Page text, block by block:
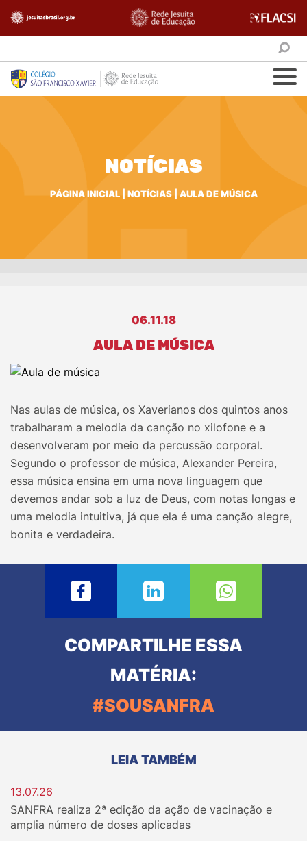
NOTÍCIAS
PÁGINA INICIAL| NOTÍCIAS| AULA DE MÚSICA
06.11.18
AULA DE MÚSICA
Nas aulas de música, os Xaverianos dos quintos anos
trabalharam a melodia da canção no xilofone e a
desenvolveram por meio da percussão corporal.
Segundo o professor de música, Alexander Pereira,
essa música ensina em uma nova linguagem que
devemos andar sob a luz de Deus, com notas longas e
uma melodia intuitiva, já que ela é uma canção alegre,
bonita e verdadeira.
COMPARTILHE ESSA
MATÉRIA:
#SOUSANFRA
LEIA TAMBÉM
13.07.26
SANFRA realiza 2ª edição da ação de vacinação e
amplia número de doses aplicadas